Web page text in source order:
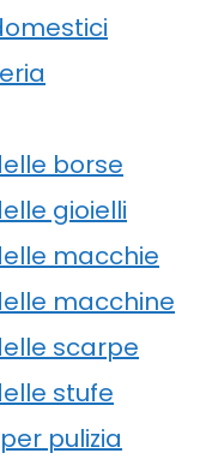
borse
gioielli
macchie
macchine
scarpe
stufe
pulizia